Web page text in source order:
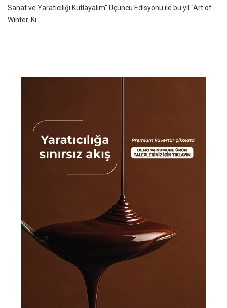
Sanat ve Yaratıcılığı Kutlayalım” Üçüncü Edisyonu ile bu yıl “Art of
Winter-Kı...